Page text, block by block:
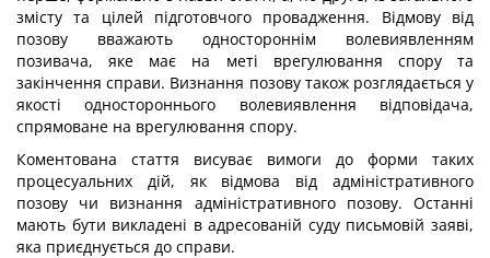
змісту та цілей підготовчого провадження. Відмову від
позову вважають одностороннім волевиявленням
позивача, яке має на меті врегулювання спору та
закінчення справи. Визнання позову також розглядається у
якості одностороннього волевиявлення відповідача,
спрямоване на врегулювання спору.
Коментована стаття висуває вимоги до форми таких
процесуальних дій, як відмова від адміністративного
позову чи визнання адміністративного позову. Останні
мають бути викладені в адресованій суду письмовій заяві,
яка приєднується до справи.